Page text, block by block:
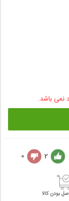
نمی باشد.
2
0
بودن کالا